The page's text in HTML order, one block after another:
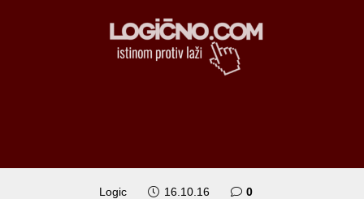
Logic 16.10.16 0